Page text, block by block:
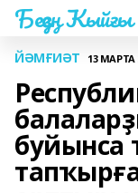
Беҙҙең Ҡыйғы
ЙӘМҒИӘТ 13 МАРТА
буйынса